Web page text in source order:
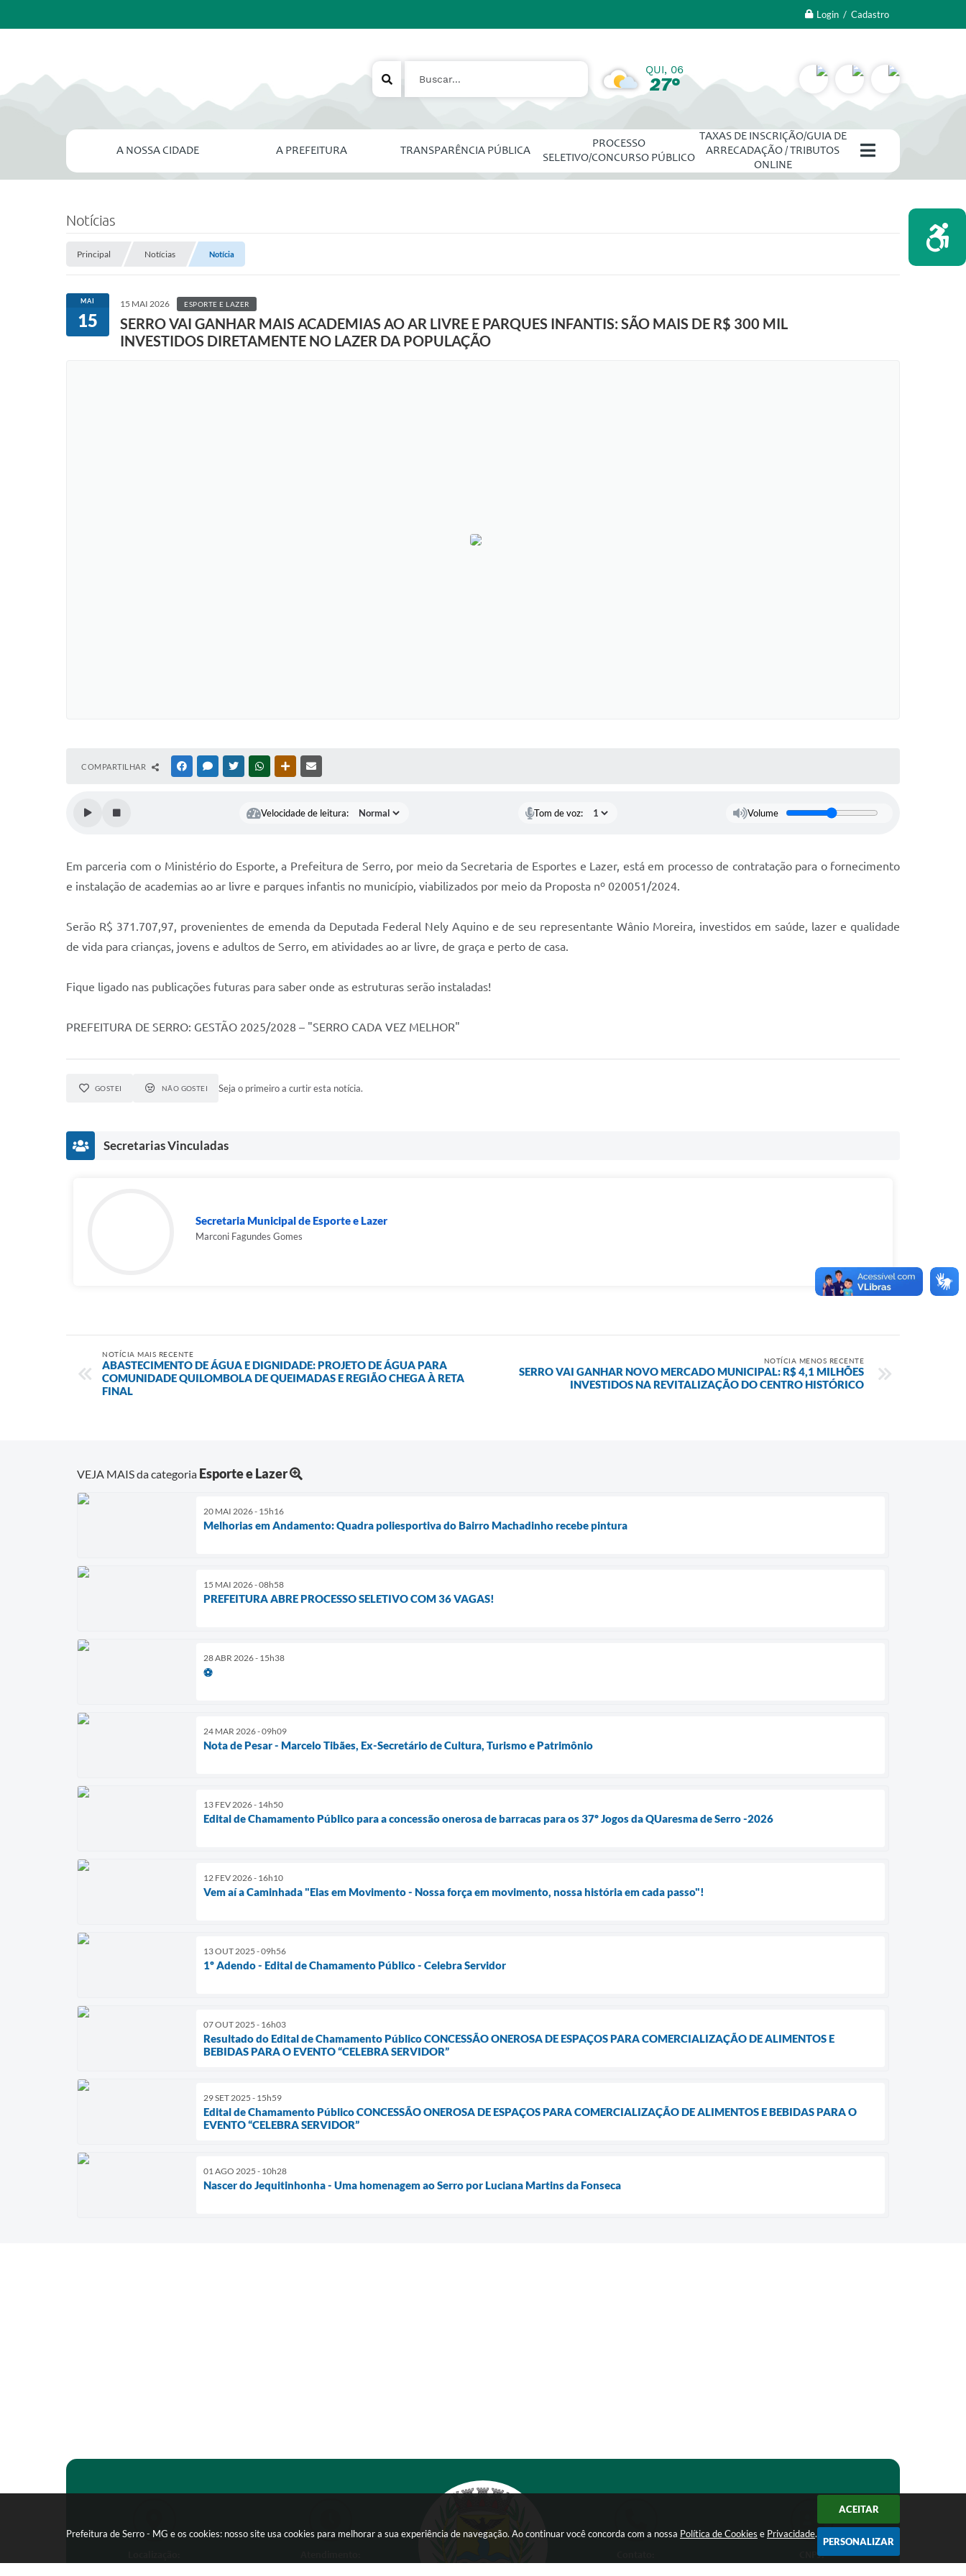
Prefeitura de Serro - MG e os cookies: nosso site usa cookies para melhorar a sua experiência de navegação. Ao continuar você concorda com a nossa Política de Cookies e Privacidade.
ACEITAR
PERSONALIZAR
Login / Cadastro
QUI, 06
27°
A NOSSA CIDADE A PREFEITURA TRANSPARÊNCIA PÚBLICA
PROCESSO
SELETIVO/CONCURSO PÚBLICO
TAXAS DE INSCRIÇÃO/GUIA DE
ARRECADAÇÃO / TRIBUTOS
ONLINE
Notícias
Principal Notícias Notícia
MAI
15
15 MAI 2026 ESPORTE E LAZER
SERRO VAI GANHAR MAIS ACADEMIAS AO AR LIVRE E PARQUES INFANTIS: SÃO MAIS DE R$ 300 MIL
INVESTIDOS DIRETAMENTE NO LAZER DA POPULAÇÃO
COMPARTILHAR FACEBOOKMESSENGER
TWITTERWHATSAPPOUTRAS MÍDIAS
Velocidade de leitura: Tom de voz: Volume
Em parceria com o Ministério do Esporte, a Prefeitura de Serro, por meio da Secretaria de Esportes e Lazer, está em processo de contratação para o fornecimento
e instalação de academias ao ar livre e parques infantis no município, viabilizados por meio da Proposta nº 020051/2024.
Serão R$ 371.707,97, provenientes de emenda da Deputada Federal Nely Aquino e de seu representante Wânio Moreira, investidos em saúde, lazer e qualidade
de vida para crianças, jovens e adultos de Serro, em atividades ao ar livre, de graça e perto de casa.
Fique ligado nas publicações futuras para saber onde as estruturas serão instaladas!
PREFEITURA DE SERRO: GESTÃO 2025/2028 – "SERRO CADA VEZ MELHOR"
GOSTEI NÃO GOSTEI Seja o primeiro a curtir esta notícia.
Secretarias Vinculadas
Secretaria Municipal de Esporte e Lazer
Marconi Fagundes Gomes
NOTÍCIA MAIS RECENTE
ABASTECIMENTO DE ÁGUA E DIGNIDADE: PROJETO DE ÁGUA PARA
COMUNIDADE QUILOMBOLA DE QUEIMADAS E REGIÃO CHEGA À RETA
FINAL
NOTÍCIA MENOS RECENTE
SERRO VAI GANHAR NOVO MERCADO MUNICIPAL: R$ 4,1 MILHÕES
INVESTIDOS NA REVITALIZAÇÃO DO CENTRO HISTÓRICO
VEJA MAIS da categoria Esporte e Lazer
20 MAI 2026 - 15h16
Melhorias em Andamento: Quadra poliesportiva do Bairro Machadinho recebe pintura
15 MAI 2026 - 08h58
PREFEITURA ABRE PROCESSO SELETIVO COM 36 VAGAS!
28 ABR 2026 - 15h38
⚽
24 MAR 2026 - 09h09
Nota de Pesar - Marcelo Tibães, Ex-Secretário de Cultura, Turismo e Patrimônio
13 FEV 2026 - 14h50
Edital de Chamamento Público para a concessão onerosa de barracas para os 37º Jogos da QUaresma de Serro -2026
12 FEV 2026 - 16h10
Vem aí a Caminhada "Elas em Movimento - Nossa força em movimento, nossa história em cada passo"!
13 OUT 2025 - 09h56
1º Adendo - Edital de Chamamento Público - Celebra Servidor
07 OUT 2025 - 16h03
Resultado do Edital de Chamamento Público CONCESSÃO ONEROSA DE ESPAÇOS PARA COMERCIALIZAÇÃO DE ALIMENTOS E
BEBIDAS PARA O EVENTO “CELEBRA SERVIDOR”
29 SET 2025 - 15h59
Edital de Chamamento Público CONCESSÃO ONEROSA DE ESPAÇOS PARA COMERCIALIZAÇÃO DE ALIMENTOS E BEBIDAS PARA O
EVENTO “CELEBRA SERVIDOR”
01 AGO 2025 - 10h28
Nascer do Jequitinhonha - Uma homenagem ao Serro por Luciana Martins da Fonseca
CNPJ: